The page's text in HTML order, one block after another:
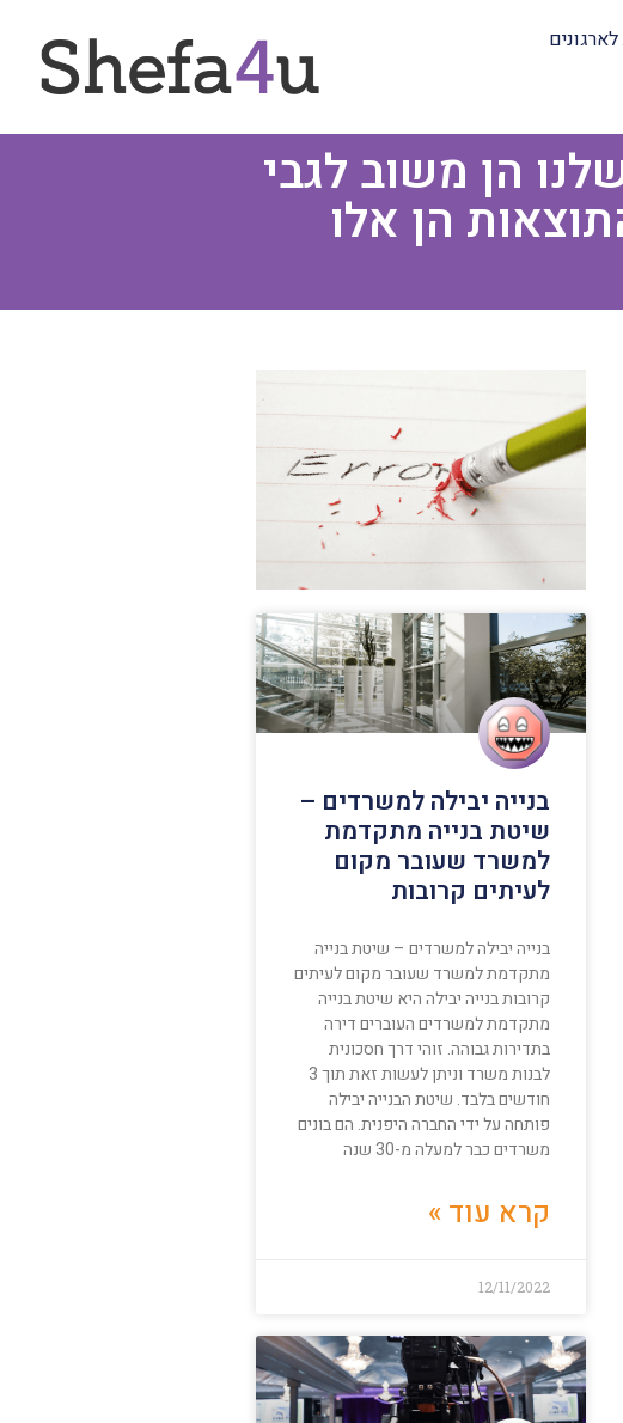
הן משוב לגבי
הן אלו
בנייה יבילה למשרדים –
שיטת בנייה מתקדמת
למשרד שעובר מקום
לעיתים קרובות
בנייה יבילה למשרדים – שיטת בנייה
מתקדמת למשרד שעובר מקום לעיתים
קרובות בנייה יבילה היא שיטת בנייה
מתקדמת למשרדים העוברים דירה
בתדירות גבוהה. זוהי דרך חסכונית
לבנות משרד וניתן לעשות זאת תוך 3
חודשים בלבד. שיטת הבנייה יבילה
פותחה על ידי החברה היפנית. הם בונים
משרדים כבר למעלה מ-30 שנה
קרא עוד »
12/11/2022